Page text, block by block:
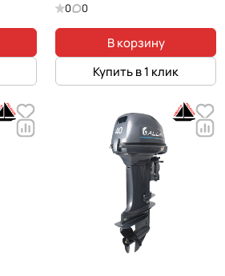
0 0
В корзину
Купить в 1 клик